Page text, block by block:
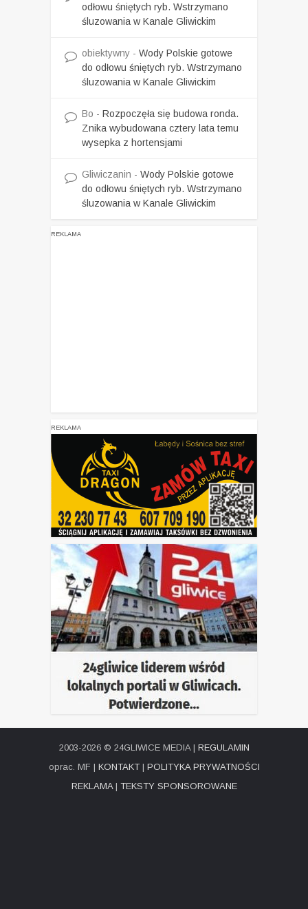
odłowu śniętych ryb. Wstrzymano
śluzowania w Kanale Gliwickim
obiektywny - Wody Polskie gotowe
do odłowu śniętych ryb. Wstrzymano
śluzowania w Kanale Gliwickim
Bo - Rozpoczęła się budowa ronda.
Znika wybudowana cztery lata temu
wysepka z hortensjami
Gliwiczanin - Wody Polskie gotowe
do odłowu śniętych ryb. Wstrzymano
śluzowania w Kanale Gliwickim
REKLAMA
REKLAMA
2003-2026 © 24GLIWICE MEDIA | REGULAMIN
oprac. MF | KONTAKT| POLITYKA PRYWATNOŚCI
REKLAMA| TEKSTY SPONSOROWANE